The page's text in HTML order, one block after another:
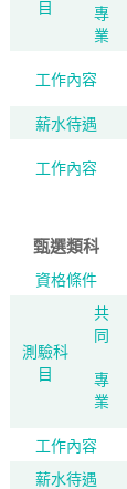
目
專
業
工作內容
薪水待遇
工作內容
甄選類科
資格條件
測驗科
目
共
同
專
業
工作內容
薪水待遇